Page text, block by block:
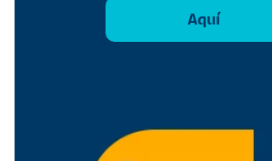
Aquí